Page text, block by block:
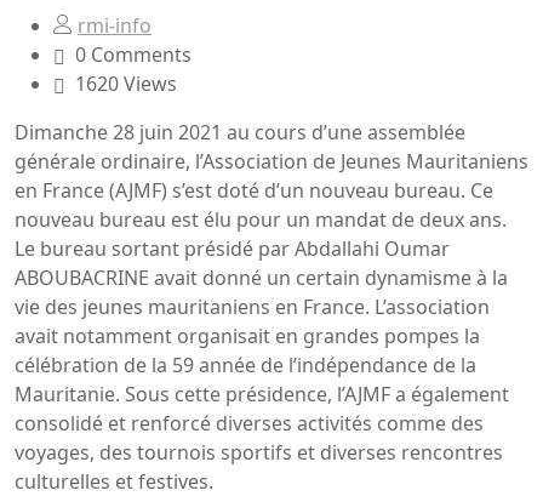
rmi-info
0 Comments
1620 Views
Dimanche 28 juin 2021 au cours d’une assemblée
générale ordinaire, l’Association de Jeunes Mauritaniens
en France (AJMF) s’est doté d’un nouveau bureau. Ce
nouveau bureau est élu pour un mandat de deux ans.
Le bureau sortant présidé par Abdallahi Oumar
ABOUBACRINE avait donné un certain dynamisme à la
vie des jeunes mauritaniens en France. L’association
avait notamment organisait en grandes pompes la
célébration de la 59 année de l’indépendance de la
Mauritanie. Sous cette présidence, l’AJMF a également
consolidé et renforcé diverses activités comme des
voyages, des tournois sportifs et diverses rencontres
culturelles et festives.